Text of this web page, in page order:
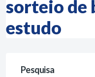
sorteio de
estudo
Pesquisa